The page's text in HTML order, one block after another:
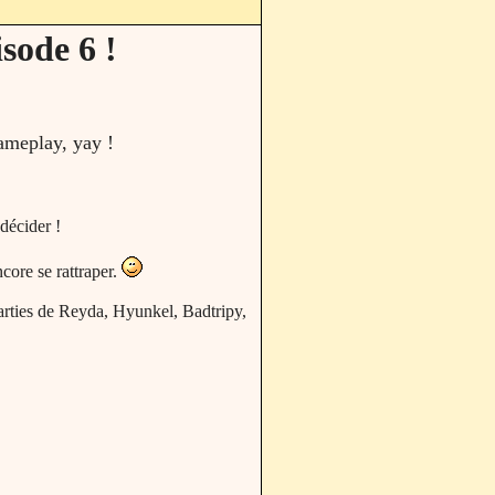
6 !
yay !
!
se rattraper.
de Reyda, Hyunkel, Badtripy,